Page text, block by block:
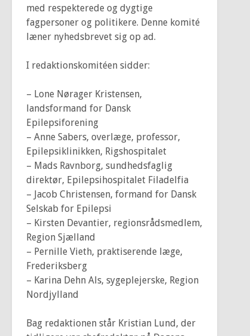
med respekterede og dygtige
fagpersoner og politikere. Denne komité
læner nyhedsbrevet sig op ad.
I redaktionskomitéen sidder:
– Lone Nørager Kristensen,
landsformand for Dansk
Epilepsiforening
– Anne Sabers, overlæge, professor,
Epilepsiklinikken, Rigshospitalet
– Mads Ravnborg, sundhedsfaglig
direktør, Epilepsihospitalet Filadelfia
– Jacob Christensen, formand for Dansk
Selskab for Epilepsi
– Kirsten Devantier, regionsrådsmedlem,
Region Sjælland
– Pernille Vieth, praktiserende læge,
Frederiksberg
– Karina Dehn Als, sygeplejerske, Region
Nordjylland
Bag redaktionen står Kristian Lund, der